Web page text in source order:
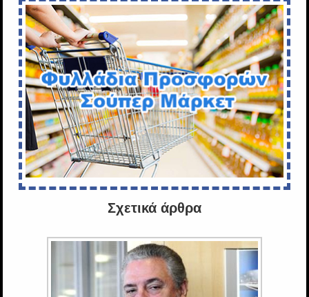
Σχετικά άρθρα